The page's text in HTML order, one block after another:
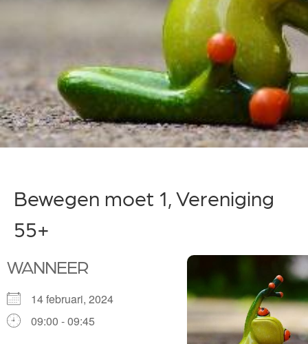
Bewegen moet 1, Vereniging
55+
WANNEER
14 februari, 2024
09:00 - 09:45